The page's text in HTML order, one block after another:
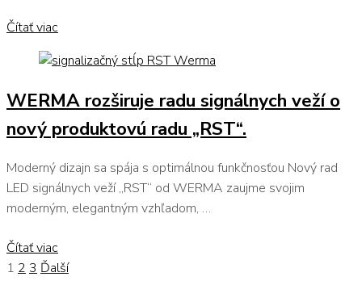
Čítať viac
WERMA rozširuje radu signálnych veží o
nový produktovú radu „RST“.
Moderný dizajn sa spája s optimálnou funkčnosťou Nový rad
LED signálnych veží „RST“ od WERMA zaujme svojim
moderným, elegantným vzhľadom, …
Čítať viac
Stránkovanie
Stránka
1 Stránka
2 Stránka
3 Ďalší